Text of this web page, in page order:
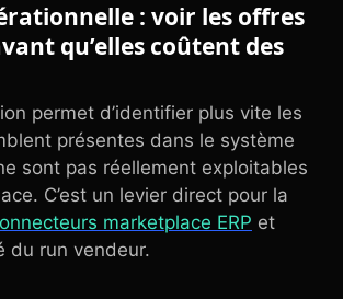
: voir les offres
qu’elles coûtent des
permet d’identifier plus vite les
présentes dans le système
sont pas réellement exploitables
C’est un levier direct pour la
marketplace ERP et
du run vendeur.